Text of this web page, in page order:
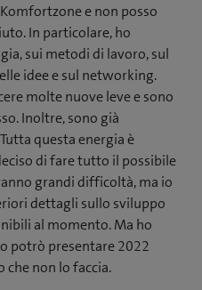
e non posso
In particolare, ho
sui metodi di lavoro, sul
idee e sul networking.
molte nuove leve e sono
Inoltre, sono già
questa energia è
di fare tutto il possibile
grandi difficoltà, ma io
dettagli sullo sviluppo
al momento. Ma ho
potrò presentare 2022
che non lo faccia.